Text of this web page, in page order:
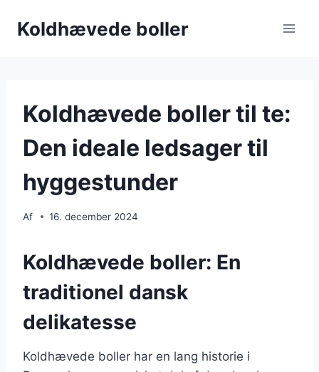
Koldhævede boller
Koldhævede boller til te:
Den ideale ledsager til
hyggestunder
Af 16. december 2024
Koldhævede boller: En
traditionel dansk
delikatesse
Koldhævede boller har en lang historie i